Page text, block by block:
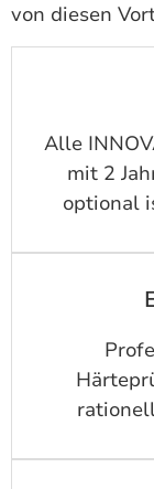
von diesen
Alle
mit 2
optional